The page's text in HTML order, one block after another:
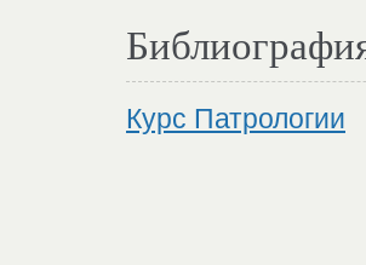
Курс Патрологии